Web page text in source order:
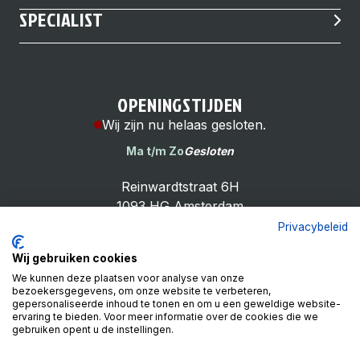
SPECIALIST
Cheap Bike Shop
4.9
Based on 99 reviews
OPENINGSTIJDEN
Wij zijn nu helaas gesloten.
Ma t/m ZoGesloten
Reinwardtstraat 6H
1093 HG Amsterdam
Privacybeleid
Wij gebruiken cookies
We kunnen deze plaatsen voor analyse van onze
bezoekersgegevens, om onze website te verbeteren,
gepersonaliseerde inhoud te tonen en om u een geweldige website-
ervaring te bieden. Voor meer informatie over de cookies die we
gebruiken opent u de instellingen.